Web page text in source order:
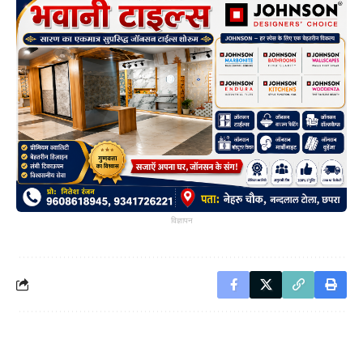
विज्ञापन